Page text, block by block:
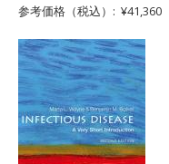
参考価格（税込）: ¥41,360